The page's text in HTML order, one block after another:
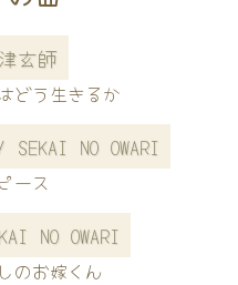
玄師
どう生きるか
NO OWARI
ース
NO OWARI
のお嫁くん